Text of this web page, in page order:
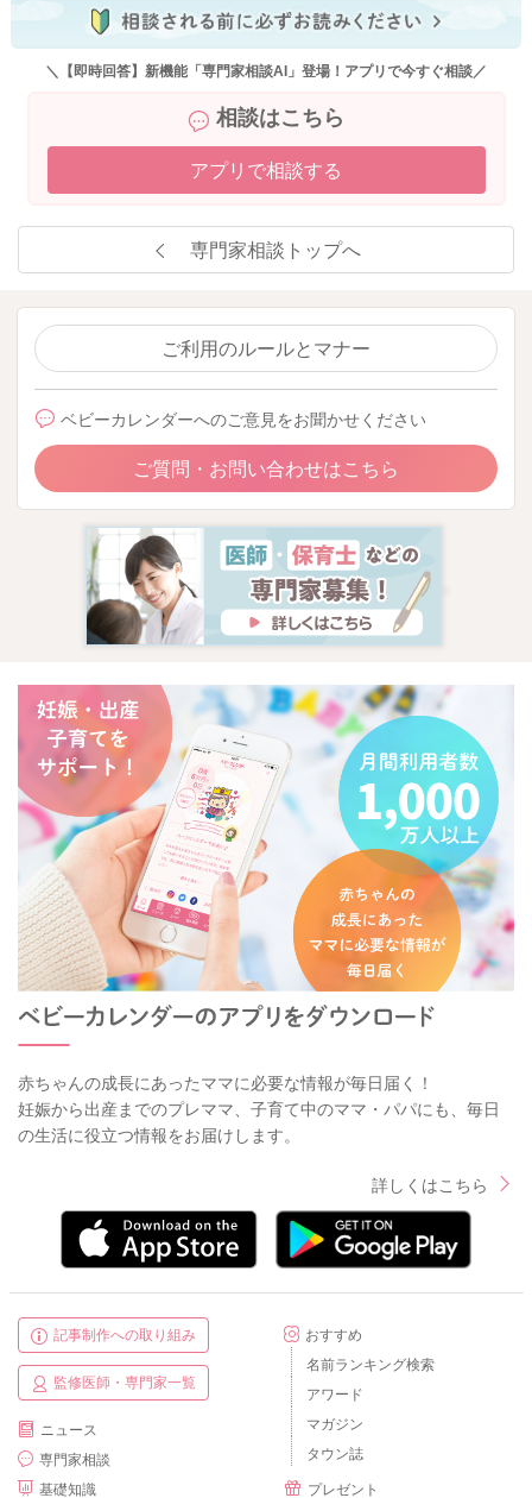
＼【即時回答】新機能「専門家相談AI」登場！アプリで今すぐ相談／
相談はこちら
アプリで相談する
専門家相談トップへ
ご利用のルールとマナー
ベビーカレンダーへのご意見をお聞かせください
ご質問・お問い合わせはこちら
赤ちゃんの成長にあったママに必要な情報が毎日届く！
妊娠から出産までのプレママ、子育て中のママ・パパにも、毎日
の生活に役立つ情報をお届けします。
詳しくはこちら
記事制作への取り組み
監修医師・専門家一覧
ニュース
専門家相談
基礎知識
おすすめ
名前ランキング検索
アワード
マガジン
タウン誌
プレゼント